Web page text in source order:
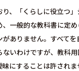
り、「くらしに役立つ
、一般的な教科書に定
がありません。すべて
ないわけですが、教科
にすることは許されま